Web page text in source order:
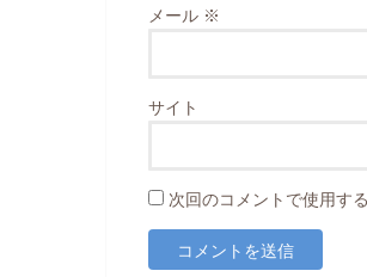
メール ※
サイト
次回のコメントで使用す